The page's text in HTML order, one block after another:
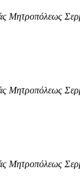
Μητροπόλεως
Μητροπόλεως
Μητροπόλεως